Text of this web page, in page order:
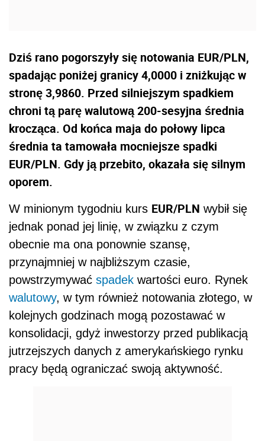
Dziś rano pogorszyły się notowania EUR/PLN,
spadając poniżej granicy 4,0000 i zniżkując w
stronę 3,9860. Przed silniejszym spadkiem
chroni tą parę walutową 200-sesyjna średnia
krocząca. Od końca maja do połowy lipca
średnia ta tamowała mocniejsze spadki
EUR/PLN. Gdy ją przebito, okazała się silnym
oporem.
W minionym tygodniu kurs EUR/PLN wybił się
jednak ponad jej linię, w związku z czym
obecnie ma ona ponownie szansę,
przynajmniej w najbliższym czasie,
powstrzymywać spadek wartości euro. Rynek
walutowy, w tym również notowania złotego, w
kolejnych godzinach mogą pozostawać w
konsolidacji, gdyż inwestorzy przed publikacją
jutrzejszych danych z amerykańskiego rynku
pracy będą ograniczać swoją aktywność.